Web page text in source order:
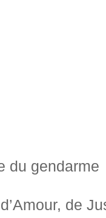
du gendarme
de